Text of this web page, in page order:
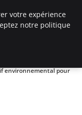
environnemental pour
votre expérience
notre politique